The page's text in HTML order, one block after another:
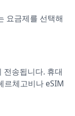
요금제를 선택해
전송됩니다. 휴대
르체고비나 eSIM